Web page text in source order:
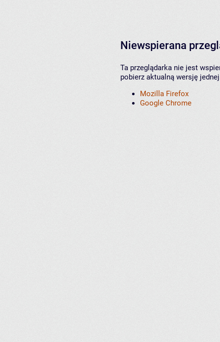
Niewspierana
Ta przeglądarka nie jest
pobierz aktualną wersję
Mozilla Firefox
Google Chrome